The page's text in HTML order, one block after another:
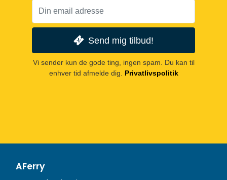
Send mig tilbud!
Vi sender kun de gode ting, ingen spam. Du kan til
enhver tid afmelde dig.
Privatlivspolitik
AFerry